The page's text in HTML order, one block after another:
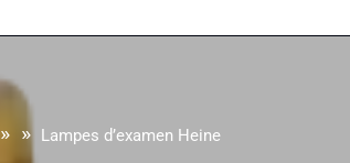
» » Lampes d’examen Heine